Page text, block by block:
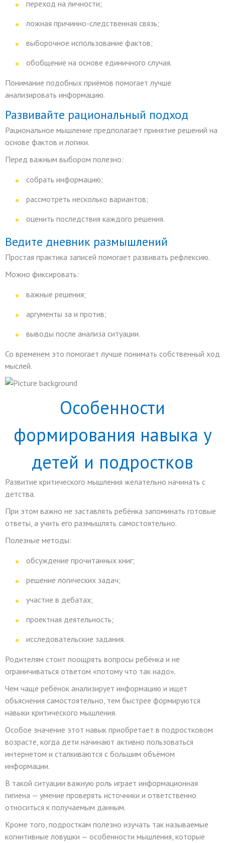
переход на личности;
ложная причинно-следственная связь;
выборочное использование фактов;
обобщение на основе единичного случая.
Понимание подобных приёмов помогает лучше
анализировать информацию.
Развивайте рациональный подход
Рациональное мышление предполагает принятие решений на
основе фактов и логики.
Перед важным выбором полезно:
собрать информацию;
рассмотреть несколько вариантов;
оценить последствия каждого решения.
Ведите дневник размышлений
Простая практика записей помогает развивать рефлексию.
Можно фиксировать:
важные решения;
аргументы за и против;
выводы после анализа ситуации.
Со временем это помогает лучше понимать собственный ход
мыслей.
Особенности
формирования навыка у
детей и подростков
Развитие критического мышления желательно начинать с
детства.
При этом важно не заставлять ребёнка запоминать готовые
ответы, а учить его размышлять самостоятельно.
Полезные методы:
обсуждение прочитанных книг;
решение логических задач;
участие в дебатах;
проектная деятельность;
исследовательские задания.
Родителям стоит поощрять вопросы ребёнка и не
ограничиваться ответом «потому что так надо».
Чем чаще ребёнок анализирует информацию и ищет
объяснения самостоятельно, тем быстрее формируются
навыки критического мышления.
Особое значение этот навык приобретает в подростковом
возрасте, когда дети начинают активно пользоваться
интернетом и сталкиваются с большим объёмом
информации.
В такой ситуации важную роль играет информационная
гигиена — умение проверять источники и ответственно
относиться к получаемым данным.
Кроме того, подросткам полезно изучать так называемые
когнитивные ловушки — особенности мышления, которые